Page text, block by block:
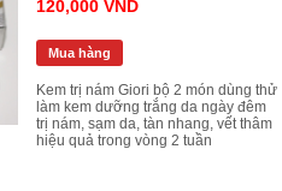
120,000 VND
Mua hàng
Kem trị nám Giori bộ 2 món dùng thử
làm kem dưỡng trắng da ngày đêm
trị nám, sạm da, tàn nhang, vết thâm
hiệu quả trong vòng 2 tuần